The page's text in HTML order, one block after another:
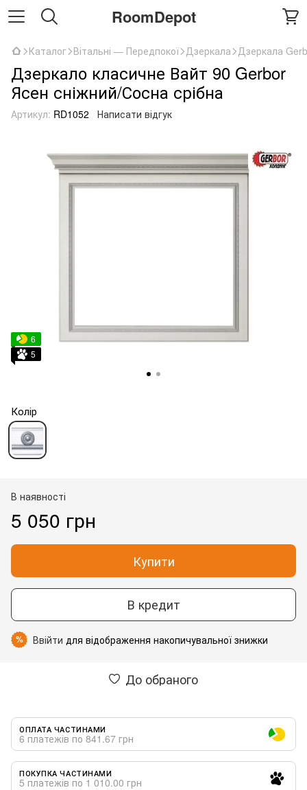
RoomDepot
Каталог Вітальні — Передпокої Дзеркала Дзеркала
Дзеркало класичне Вайт 90 Gerbor
Ясен сніжний/Сосна срібна
Артикул: RD1052 Написати відгук
6
5
Колір
В наявності
5 050 грн
Купити
В кредит
% Ввійти для відображення накопичувальної знижки
До обраного
ОПЛАТА ЧАСТИНАМИ
6 платежів по 841.67 грн
ПОКУПКА ЧАСТИНАМИ
5 платежів по 1 010.00 грн